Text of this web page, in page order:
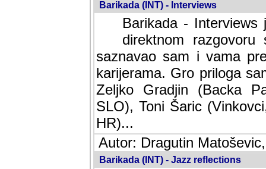
Barikada (INT) - Interviews
Barikada -
direktnom
saznavao sam i vama
karijerama. Gro priloga
Zeljko Gradjin (Backa
SLO), Toni Šaric
HR)...
Autor: Dragutin
Barikada (INT) - Jazz reflections